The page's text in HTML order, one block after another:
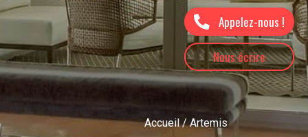
Appelez-nous !
Nous écrire
Accueil/ Artemis